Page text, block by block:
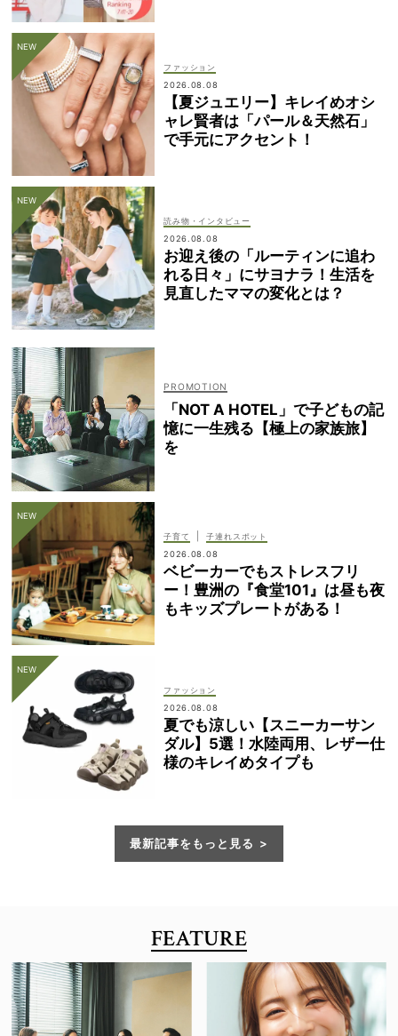
ファッション
2026.08.08
【夏ジュエリー】キレイめオシ
ャレ賢者は「パール＆天然石」
で手元にアクセント！
読み物・インタビュー
2026.08.08
お迎え後の「ルーティンに追わ
れる日々」にサヨナラ！生活を
見直したママの変化とは？
「NOT A HOTEL」で子どもの記
憶に一生残る【極上の家族旅】
を
子育て
子連れスポット
2026.08.08
ベビーカーでもストレスフリ
ー！豊洲の『食堂101』は昼も夜
もキッズプレートがある！
ファッション
2026.08.08
夏でも涼しい【スニーカーサン
ダル】5選！水陸両用、レザー仕
様のキレイめタイプも
最新記事をもっと見る
FEATURE